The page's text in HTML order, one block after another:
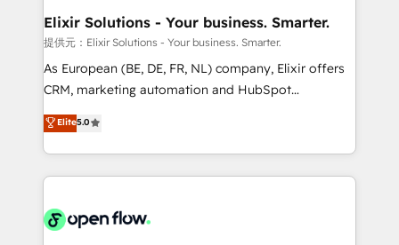
built to scale.
greatness, which is achieved through creating
absolute clarity, derived from a well-defined
strategy, executed well, and reported on with clear
results. The culture is driven by core values; Joy, Grit,
Mindedness, and Clarity. We are driven to win for the
collective good of the company and its clientele, and
things are happening.
Elixir Solutions - Your business. Smarter.
提供元：Elixir Solutions - Your business. Smarter.
As European (BE, DE, FR, NL) company, Elixir offers
CRM, marketing automation and HubSpot
integration products and services to mid-market
and enterprise customers. We ensure that your sales,
service and marketing department operates in the
most effective way, while at the same time
integrated buyers journey. Elixir is located in
Elite5.0